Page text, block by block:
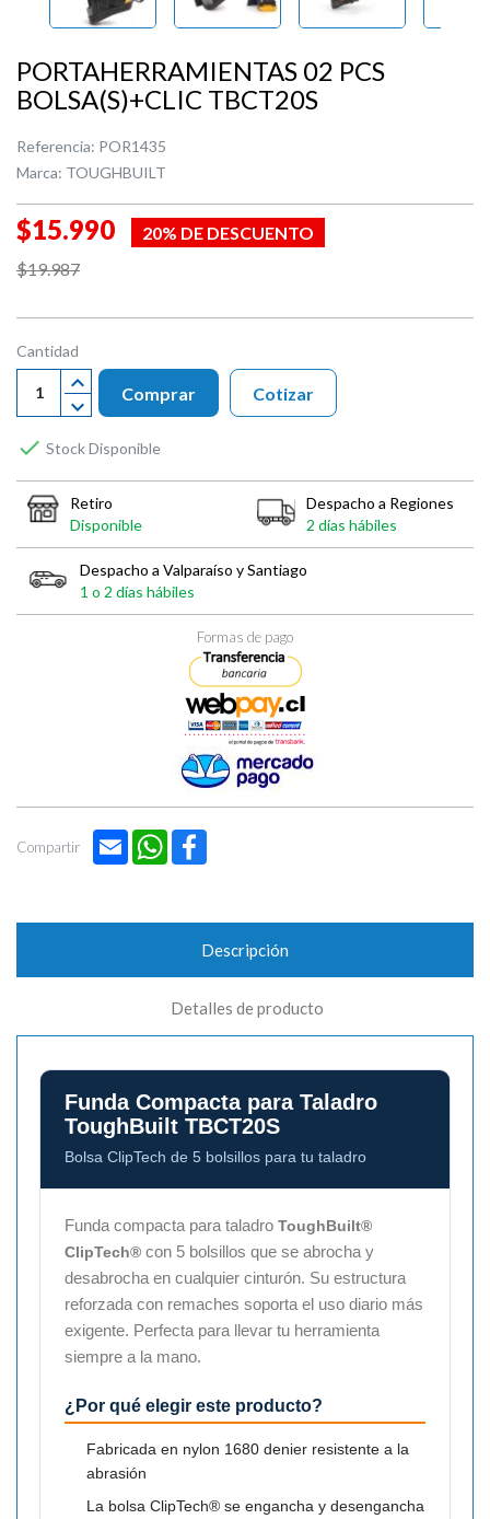
PORTAHERRAMIENTAS 02 PCS
BOLSA(S)+CLIC TBCT20S
Referencia: POR1435
Marca: TOUGHBUILT
$15.990
20% DE DESCUENTO
$19.987
Cantidad
Comprar
 Stock Disponible
Cotizar
Retiro
Disponible
Despacho a Regiones
2 días hábiles
Despacho a Valparaíso y Santiago
1 o 2 días hábiles
Formas de pago
Compartir Email WhatsApp
Descripción
Detalles de producto
Funda Compacta para Taladro
ToughBuilt TBCT20S
Bolsa ClipTech de 5 bolsillos para tu taladro
Funda compacta para taladro ToughBuilt®
ClipTech® con 5 bolsillos que se abrocha y
desabrocha en cualquier cinturón. Su estructura
reforzada con remaches soporta el uso diario más
exigente. Perfecta para llevar tu herramienta
siempre a la mano.
¿Por qué elegir este producto?
Fabricada en nylon 1680 denier resistente a la
abrasión
La bolsa ClipTech® se engancha y desengancha